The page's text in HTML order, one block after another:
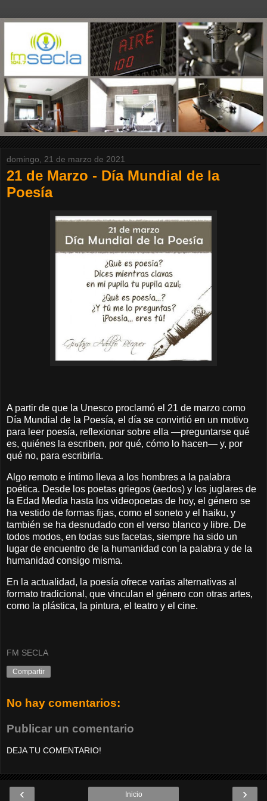
domingo, 21 de marzo de 2021
21 de Marzo - Día Mundial de la
Poesía
A partir de que la Unesco proclamó el 21 de marzo como
Día Mundial de la Poesía, el día se convirtió en un motivo
para leer poesía, reflexionar sobre ella —preguntarse qué
es, quiénes la escriben, por qué, cómo lo hacen— y, por
qué no, para escribirla.
Algo remoto e íntimo lleva a los hombres a la palabra
poética. Desde los poetas griegos (aedos) y los juglares de
la Edad Media hasta los videopoetas de hoy, el género se
ha vestido de formas fijas, como el soneto y el haiku, y
también se ha desnudado con el verso blanco y libre. De
todos modos, en todas sus facetas, siempre ha sido un
lugar de encuentro de la humanidad con la palabra y de la
humanidad consigo misma.
En la actualidad, la poesía ofrece varias alternativas al
formato tradicional, que vinculan el género con otras artes,
como la plástica, la pintura, el teatro y el cine.
FM SECLA
Compartir
No hay comentarios:
Publicar un comentario
DEJA TU COMENTARIO!
‹ ›
Inicio